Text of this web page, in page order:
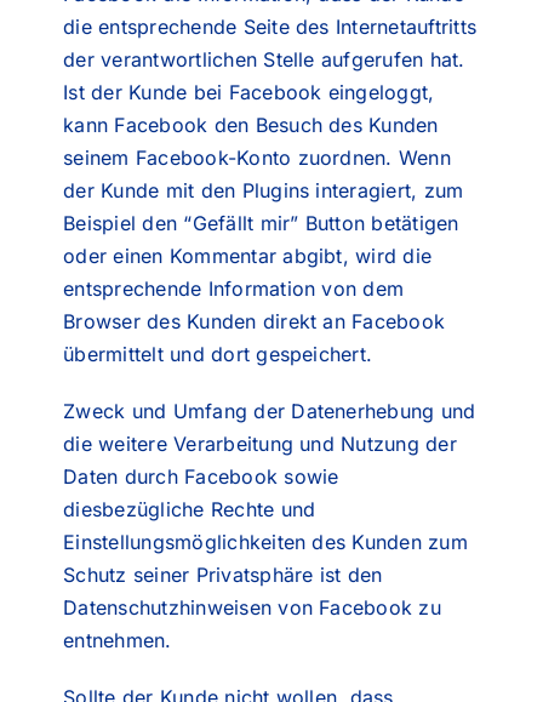
die entsprechende Seite des Internetauftritts
der verantwortlichen Stelle aufgerufen hat.
Ist der Kunde bei Facebook eingeloggt,
kann Facebook den Besuch des Kunden
seinem Facebook-Konto zuordnen. Wenn
der Kunde mit den Plugins interagiert, zum
Beispiel den “Gefällt mir” Button betätigen
oder einen Kommentar abgibt, wird die
entsprechende Information von dem
Browser des Kunden direkt an Facebook
übermittelt und dort gespeichert.
Zweck und Umfang der Datenerhebung und
die weitere Verarbeitung und Nutzung der
Daten durch Facebook sowie
diesbezügliche Rechte und
Einstellungsmöglichkeiten des Kunden zum
Schutz seiner Privatsphäre ist den
Datenschutzhinweisen von Facebook zu
entnehmen.
Sollte der Kunde nicht wollen, dass